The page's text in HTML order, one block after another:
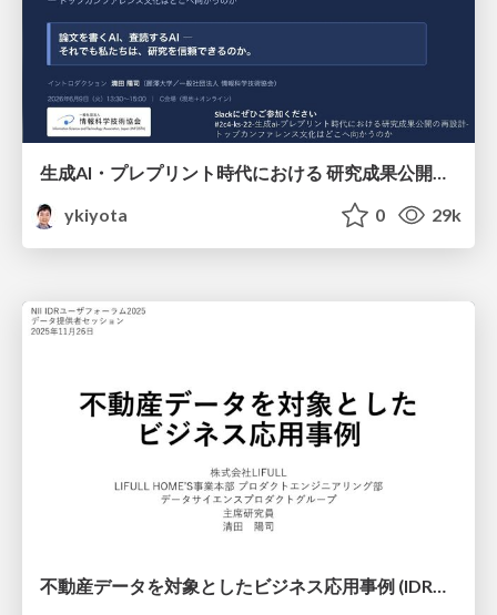
生成AI・プレプリント時代における 研究成果公開の再設計 ― トップカンファレンス文化はどこへ向かうのか / Redesigning the Dissemination of Research Outputs in the Age of Generative AI and Preprints — Where Is the Top-Conference Culture Heading?
ykiyota
0 29k